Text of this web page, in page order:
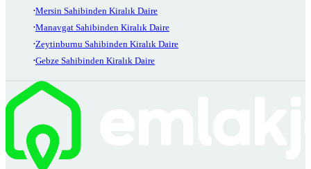
Mersin Sahibinden Kiralık Daire
Manavgat Sahibinden Kiralık Daire
Zeytinburnu Sahibinden Kiralık Daire
Gebze Sahibinden Kiralık Daire